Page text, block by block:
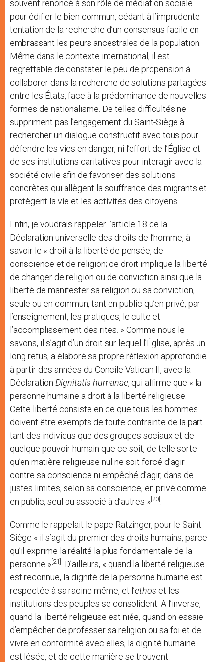
souvent renoncé à son rôle de médiation sociale
pour édifier le bien commun, cédant à l’imprudente
tentation de la recherche d’un consensus facile en
embrassant les peurs ancestrales de la population.
Même dans le contexte international, il est
regrettable de constater le peu de propension à
collaborer dans la recherche de solutions partagées
entre les États, face à la prédominance de nouvelles
formes de nationalisme. De telles difficultés ne
suppriment pas l’engagement du Saint-Siège à
rechercher un dialogue constructif avec tous pour
défendre les vies en danger, ni l’effort de l’Église et
de ses institutions caritatives pour interagir avec la
société civile afin de favoriser des solutions
concrètes qui allègent la souffrance des migrants et
protègent la vie et les activités des citoyens.
Enfin, je voudrais rappeler l’article 18 de la
Déclaration universelle des droits de l’homme, à
savoir le « droit à la liberté de pensée, de
conscience et de religion; ce droit implique la liberté
de changer de religion ou de conviction ainsi que la
liberté de manifester sa religion ou sa conviction,
seule ou en commun, tant en public qu’en privé, par
l’enseignement, les pratiques, le culte et
l’accomplissement des rites. » Comme nous le
savons, il s’agit d’un droit sur lequel l’Église, après un
long refus, a élaboré sa propre réflexion approfondie
à partir des années du Concile Vatican II, avec la
Déclaration Dignitatis humanae, qui affirme que « la
personne humaine a droit à la liberté religieuse.
Cette liberté consiste en ce que tous les hommes
doivent être exempts de toute contrainte de la part
tant des individus que des groupes sociaux et de
quelque pouvoir humain que ce soit, de telle sorte
qu’en matière religieuse nul ne soit forcé d’agir
contre sa conscience ni empêché d’agir, dans de
justes limites, selon sa conscience, en privé comme
en public, seul ou associé à d’autres »[20]
Comme le rappelait le pape Ratzinger, pour le Saint-
Siège « il s’agit du premier des droits humains, parce
qu’il exprime la réalité la plus fondamentale de la
personne »[21]
. D’ailleurs, « quand la liberté religieuse
est reconnue, la dignité de la personne humaine est
respectée à sa racine même, et l’ethos et les
institutions des peuples se consolident. A l’inverse,
quand la liberté religieuse est niée, quand on essaie
d’empêcher de professer sa religion ou sa foi et de
vivre en conformité avec elles, la dignité humaine
est lésée, et de cette manière se trouvent